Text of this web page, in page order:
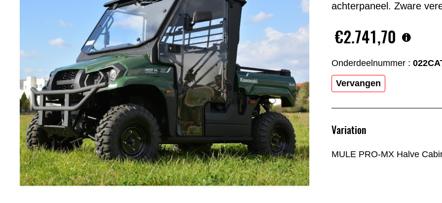
achterpaneel. Zware
€2.741,70
Onderdeelnummer :
Vervangen
Variation
MULE PRO-MX Halve